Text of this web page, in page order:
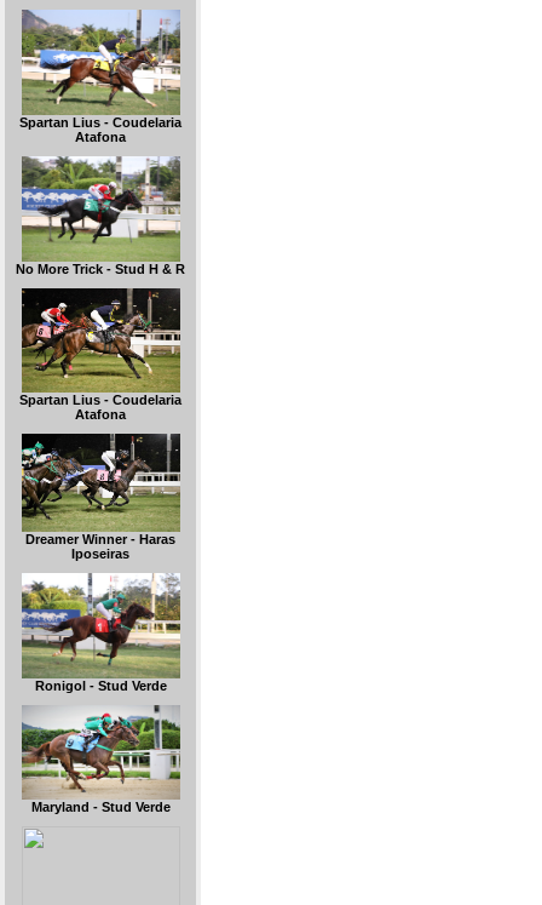
Spartan Lius - Coudelaria
Atafona
No More Trick - Stud H & R
Spartan Lius - Coudelaria
Atafona
Dreamer Winner - Haras
Iposeiras
Ronigol - Stud Verde
Maryland - Stud Verde